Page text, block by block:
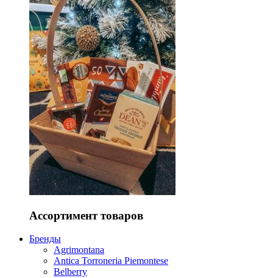
Ассортимент товаров
Бренды
Agrimontana
Antica Torroneria Piemontese
Belberry